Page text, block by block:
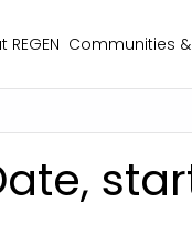
Communities